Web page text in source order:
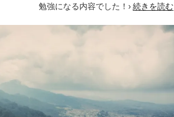
勉強になる内容でした！›続きを読む